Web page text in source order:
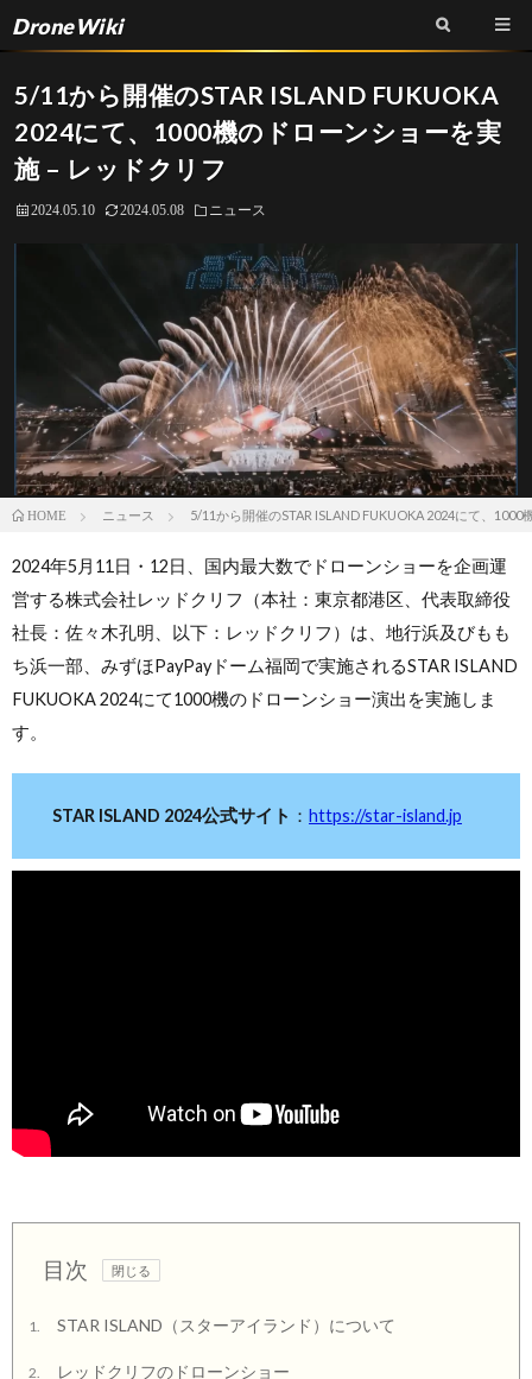
DroneWiki
5/11から開催のSTAR ISLAND FUKUOKA
2024にて、1000機のドローンショーを実
施 – レッドクリフ
2024.05.10 2024.05.08 ニュース
HOME ニュース 5/11から開催のSTAR ISLAND FUKUOKA 2024にて、
2024年5月11日・12日、国内最大数でドローンショーを企画運
営する株式会社レッドクリフ（本社：東京都港区、代表取締役
社長：佐々木孔明、以下：レッドクリフ）は、地⾏浜及びもも
ち浜⼀部、みずほPayPayドーム福岡で実施されるSTAR ISLAND
FUKUOKA 2024にて1000機のドローンショー演出を実施しま
す。
STAR ISLAND 2024公式サイト ： https://star-island.jp
目次
1. STAR ISLAND（スターアイランド）について
2. レッドクリフのドローンショー